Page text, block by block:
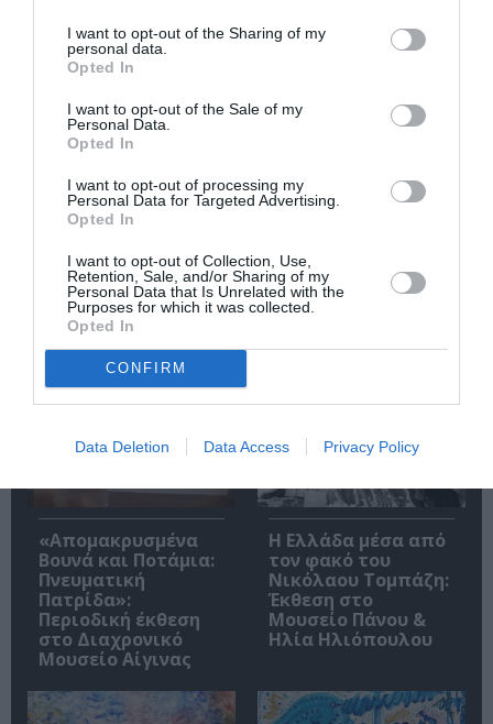
I want to opt-out of the Sharing of my
personal data.
Opted In
I want to opt-out of the Sale of my
Personal Data.
Opted In
I want to opt-out of processing my
Personal Data for Targeted Advertising.
Opted In
I want to opt-out of Collection, Use,
Retention, Sale, and/or Sharing of my
Personal Data that Is Unrelated with the
Purposes for which it was collected.
Opted In
CONFIRM
Data Deletion Data Access Privacy Policy
Newsletter
Κάθε βδομάδα στο e-mail σας τα τελευταία νέα για
Σχετικά Άρθρα
«Απομακρυσμένα
Βουνά και Ποτάμια:
Πνευματική
Πατρίδα»:
Περιοδική έκθεση
στο Διαχρονικό
Μουσείο Αίγινας
Η Ελλάδα μέσα από
τον φακό του
Νικόλαου Τομπάζη:
Έκθεση στο
Μουσείο Πάνου &
Ηλία Ηλιόπουλου